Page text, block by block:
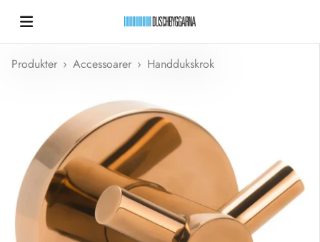
Duschbyggarna New
Produkter › Accessoarer › Handdukskrok